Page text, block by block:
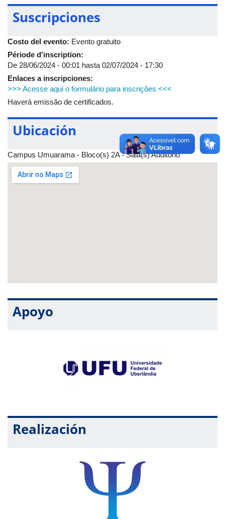
compõe a coordenação colegiada da Comissão de
Orientação em Psicologia e Relações Étnico-Raciais na
subsede triângulo do CRP-MG;
(UFU), com percurso em psicanálise. Pesquisadora das
relações étnico-raciais, gênero, saúde mental da
população negra e estética. Integra a coordenação
colegiada da Comissão de Orientação em Psicologia e
Relações Étnico-Raciais na subsede triângulo do CRP-
MG;
solo, de matriz afro-brasileira. Psicóloga (UFU),
psicanalista decolonial. Pesquisadora das relações
étnico-raciais, racismo institucional e estrutural na
universidade, pactos raciais e branquitude. Integra a
coordenação colegiada da Comissão de Orientação em
Psicologia e Relações Étnico-Raciais na subsede
triângulo do CRP-MG.
Conselho Regional de Psicologia - Minas Gerais, sendo
Adolescente.
Suscripciones
Costo del evento: Evento gratuito
Période d'inscription:
De 28/06/2024 - 00:01 hasta 02/07/2024 - 17:30
Enlaces a inscripciones:
>>> Acesse aqui o formulário para inscrições <<<
Haverá emissão de certificados.
Ubicación
Campus Umuarama - Bloco(s) 2A - Sala(s) Auditório
Apoyo
Realización